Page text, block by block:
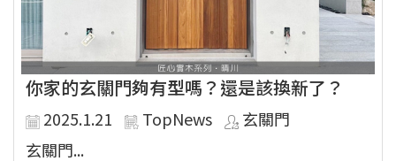
你家的玄關門夠有型嗎？還是該換新了？
2025.1.21 TopNews
玄關門
玄關門...